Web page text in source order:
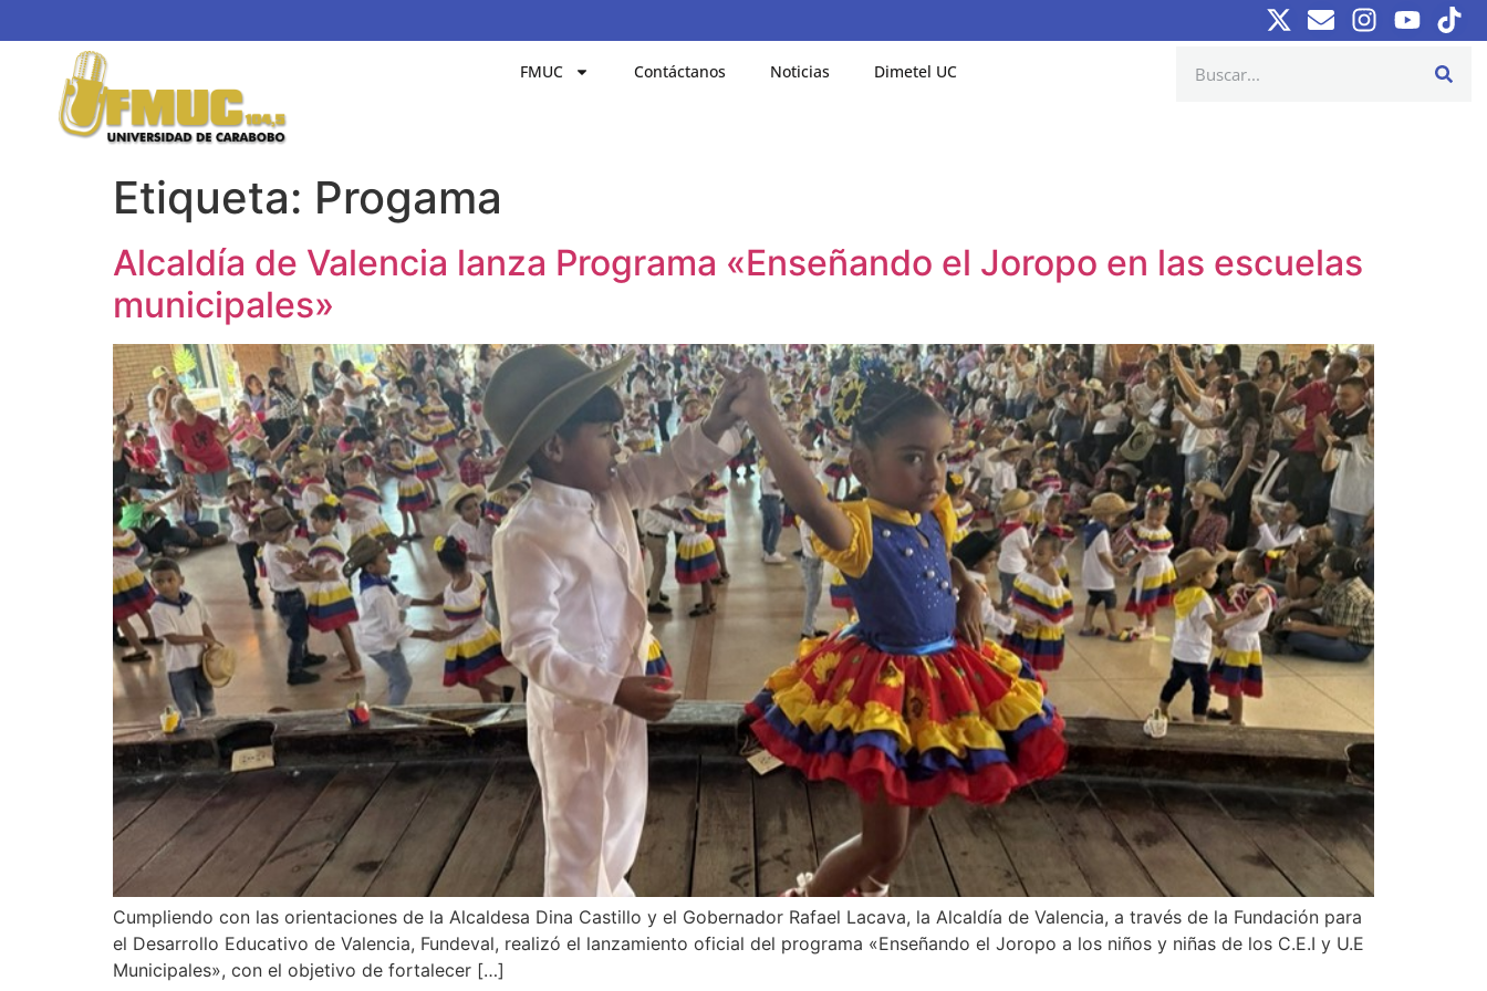
FMUC Contáctanos Noticias Dimetel UC
Etiqueta: Progama
Alcaldía de Valencia lanza Programa «Enseñando el Joropo en las escuelas
municipales»
Cumpliendo con las orientaciones de la Alcaldesa Dina Castillo y el Gobernador Rafael Lacava, la Alcaldía de Valencia, a través de la Fundación para
el Desarrollo Educativo de Valencia, Fundeval, realizó el lanzamiento oficial del programa «Enseñando el Joropo a los niños y niñas de los C.E.I y U.E
Municipales», con el objetivo de fortalecer […]